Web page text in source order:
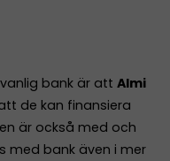
bank är att Almi
de kan finansiera
är också med och
med bank även i mer